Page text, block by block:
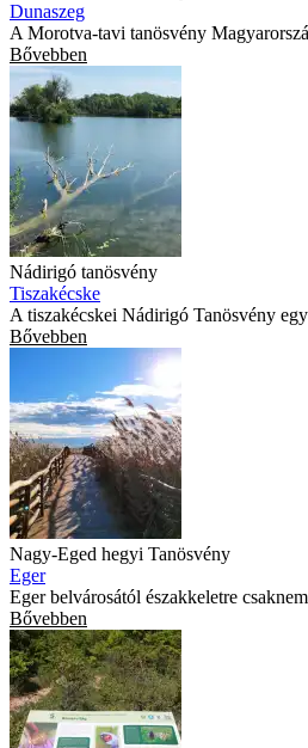
Dunaszeg
A Morotva-tavi tanösvény
Bővebben
Nádirigó tanösvény
Tiszakécske
A tiszakécskei Nádirigó Tanösvény
Bővebben
Nagy-Eged hegyi Tanösvény
Eger
Eger belvárosától északkeletre
Bővebben